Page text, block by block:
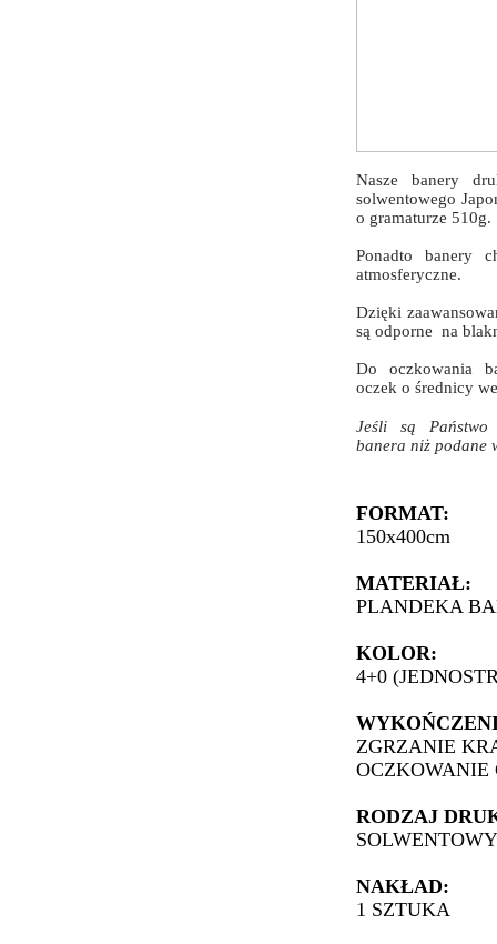
Nasze banery
solwentowego
o gramaturze 510g.
Ponadto banery
atmosferyczne.
Dzięki
są odporne na
Do oczkowania
oczek o średnicy
Jeśli są Państwo
banera niż podane
FORMAT:
150x400cm
MATERIAŁ:
PLANDEKA
KOLOR:
4+0
ZGRZANIE
OCZKOWANIE
RODZAJ
SOLWENTOWY
NAKŁAD:
1 SZTUKA